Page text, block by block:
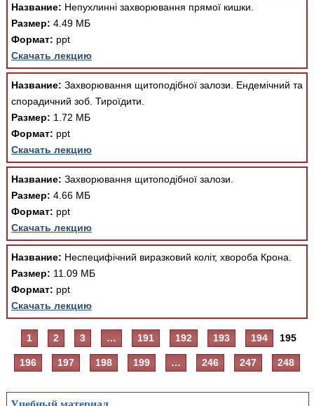
Название: Непухлинні захворювання прямої кишки.
Размер: 4.49 МБ
Формат: ppt
Скачать лекцию
Название: Захворювання щитоподібної залози. Ендемічний та
спорадичний зоб. Тироїдити.
Размер: 1.72 МБ
Формат: ppt
Скачать лекцию
Название: Захворювання щитоподібної залози.
Размер: 4.66 МБ
Формат: ppt
Скачать лекцию
Название: Неспецифічний виразковий коліт, хвороба Крона.
Размер: 11.09 МБ
Формат: ppt
Скачать лекцию
1 2 3 … 191 192 193 194 195
196 197 198 199 … 246 247 248